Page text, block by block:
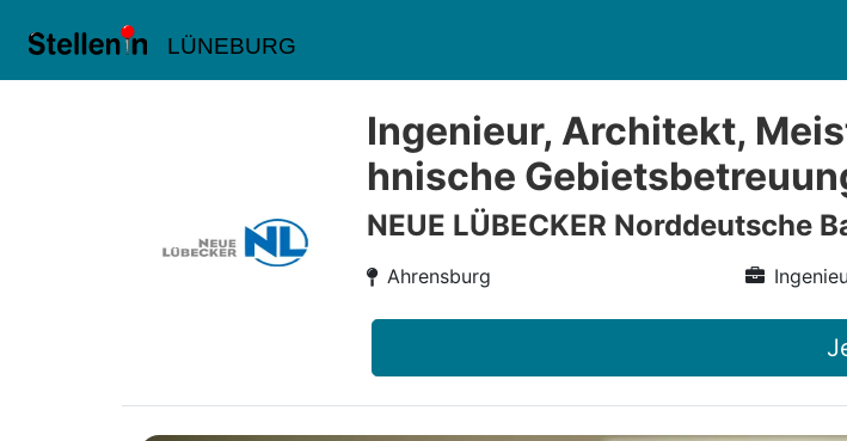
LÜNEBURG
Ingenieur, Architekt,
hnische
NEUE LÜBECKER Norddeutsche
Ahrensburg